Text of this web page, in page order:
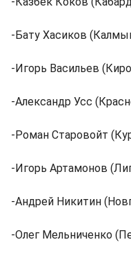
-Бату Хасиков
-Игорь Васильев
-Александр Усс
-Роман Старовойт
-Игорь Артамонов
-Андрей Никитин
-Олег Мельниченко